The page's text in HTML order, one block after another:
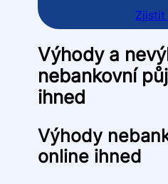
Zjistit
Výhody a
nebankovní
ihned
Výhody
online ihned